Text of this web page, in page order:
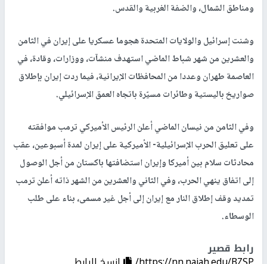
ومناطق الشمال، والضفة الغربية والقدس.
وشنت إسرائيل والولايات المتحدة هجوما عسكريا على إيران في الثامن
والعشرين من شهر شباط الماضي استهدف منشآت، ووزارات، وقادة، في
العاصمة طهران وعددا من المحافظات الإيرانية، فيما ردت إيران بإطلاق
صواريخ باليستية وطائرات مسيّرة باتجاه العمق الإسرائيلي.
وفي الثامن من نيسان الماضي أعلن الرئيس الأميركي ترمب موافقته
على تعليق الحرب الإسرائيلية- الأميركية على إيران لمدة أسبوعين، عقب
محادثات سلام بين أميركا وإيران استضافتها باكستان من أجل الوصول
إلى اتفاق ينهي الحرب، وفي الثاني والعشرين من الشهر ذاته أعلن ترمب
تمديد وقف إطلاق النار مع إيران إلى أجل غير مسمى، بناء على طلب
الوسطاء.
رابط قصير